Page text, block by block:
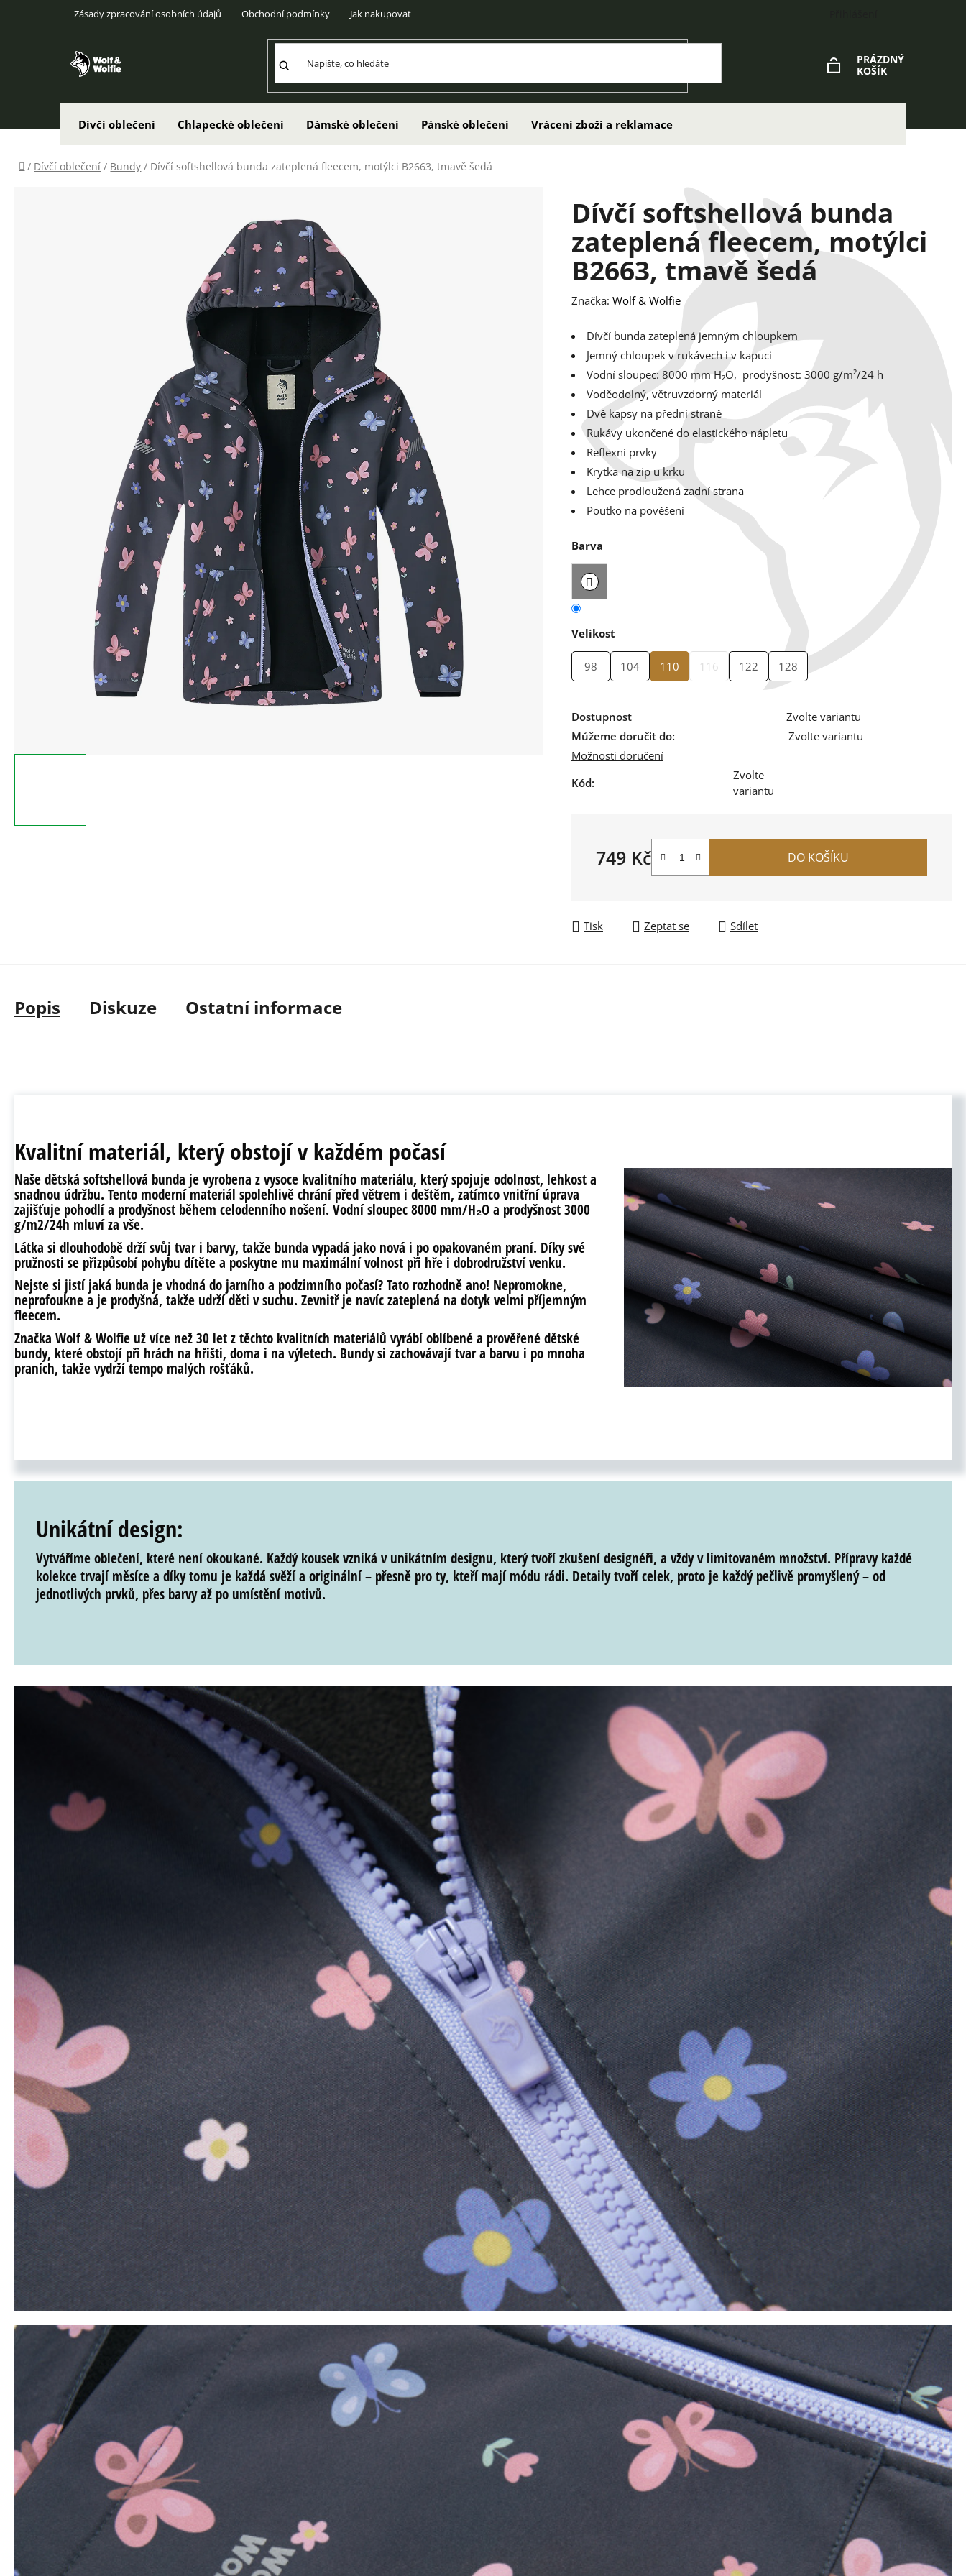
Zásady zpracování osobních údajů Obchodní podmínky Jak nakupovat
PRÁZDNÝ
KOŠÍK
Dívčí oblečení Chlapecké oblečení Dámské oblečení Pánské oblečení Vrácení zboží a reklamace
Domů
/ Dívčí oblečení / Bundy / Dívčí softshellová bunda zateplená fleecem, motýlci B2663, tmavě šedá
Dívčí softshellová bunda
zateplená fleecem, motýlci
B2663, tmavě šedá
Značka: Wolf & Wolfie
Dívčí bunda zateplená jemným chloupkem
Jemný chloupek v rukávech i v kapuci
Vodní sloupec: 8000 mm H₂O, prodyšnost: 3000 g/m²/24 h
Voděodolný, větruvzdorný materiál
Dvě kapsy na přední straně
Rukávy ukončené do elastického nápletu
Reflexní prvky
Krytka na zip u krku
Lehce prodloužená zadní strana
Poutko na pověšení
Barva
Velikost
98 104 110 116 122 128
Dostupnost
Zvolte variantu
Můžeme doručit do:
Zvolte variantu
Možnosti doručení
Kód:
Zvolte
variantu
749 Kč
Měrná cena:
DO KOŠÍKU
Tisk Zeptat se Sdílet
Popis Diskuze Ostatní informace
Kvalitní materiál, který obstojí v každém počasí
Naše dětská softshellová bunda je vyrobena zvysoce kvalitního materiálu, který spojujeodolnost, lehkost a
snadnou údržbu. Tento moderní materiál spolehlivě chrání před větrem i deštěm, zatímco vnitřní úprava
zajišťuje pohodlí a prodyšnost během celodenního nošení. Vodní sloupec 8000 mm/H₂O a prodyšnost 3000
g/m2/24h mluví za vše.
Látka si dlouhodobě drží svůj tvar i barvy, takže bunda vypadá jako nová i po opakovaném praní. Díky své
pružnosti se přizpůsobí pohybu dítěte a poskytne mu maximální volnost při hře i dobrodružství venku.
Nejste si jistí jaká bunda je vhodná do jarního a podzimního počasí? Tato rozhodně ano! Nepromokne,
neprofoukne a je prodyšná, takže udrží děti v suchu. Zevnitř je navíc zateplená na dotyk velmi příjemným
fleecem.
Značka Wolf & Wolfie už více než 30 let z těchto kvalitních materiálů vyrábí oblíbené a prověřené dětské
bundy, které obstojí při hrách na hřišti, doma i na výletech. Bundy si zachovávají tvar a barvu i po mnoha
praních, takže vydrží tempo malých rošťáků.
Unikátní design:
Vytváříme oblečení, které není okoukané. Každý kousek vzniká vunikátním designu, který tvořízkušení designéři, a vždy v limitovaném množství. Přípravy každé
kolekce trvají měsíce a díky tomu je každá svěžía originální– přesně pro ty, kteřímají módu rádi. Detaily tvoří celek, proto je každý pečlivě promyšlený – od
jednotlivých prvků, přes barvy až po umístění motivů.